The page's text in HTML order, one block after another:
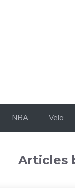
NBA Vela
Articles